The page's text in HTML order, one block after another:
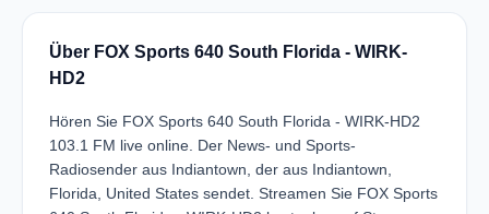
Über FOX Sports 640 South Florida - WIRK-
HD2
Hören Sie FOX Sports 640 South Florida - WIRK-HD2
103.1 FM live online. Der News- und Sports-
Radiosender aus Indiantown, der aus Indiantown,
Florida, United States sendet. Streamen Sie FOX Sports